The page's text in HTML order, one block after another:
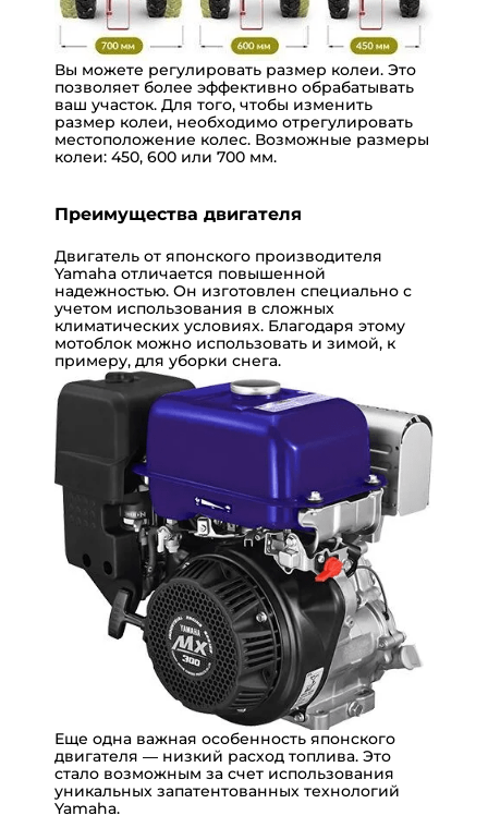
Вы можете регулировать размер колеи. Это
позволяет более эффективно обрабатывать
ваш участок. Для того, чтобы изменить
размер колеи, необходимо отрегулировать
местоположение колес. Возможные размеры
колеи: 450, 600 или 700 мм.
Преимущества двигателя
Двигатель от японского производителя
Yamaha отличается повышенной
надежностью. Он изготовлен специально с
учетом использования в сложных
климатических условиях. Благодаря этому
мотоблок можно использовать и зимой, к
примеру, для уборки снега.
Еще одна важная особенность японского
двигателя — низкий расход топлива. Это
стало возможным за счет использования
уникальных запатентованных технологий
Yamaha.